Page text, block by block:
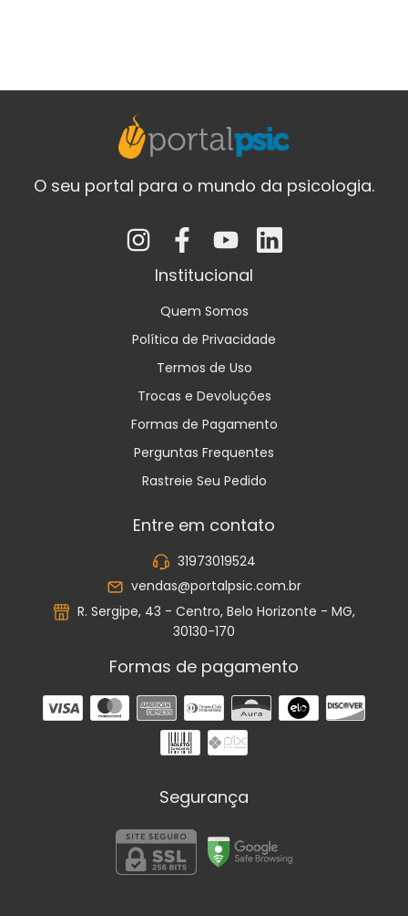
O seu portal para o mundo da psicologia.
Institucional
Quem Somos
Política de Privacidade
Termos de Uso
Trocas e Devoluções
Formas de Pagamento
Perguntas Frequentes
Rastreie Seu Pedido
Entre em contato
31973019524
vendas@portalpsic.com.br
R. Sergipe, 43 - Centro, Belo Horizonte - MG,
30130-170
Formas de pagamento
Segurança